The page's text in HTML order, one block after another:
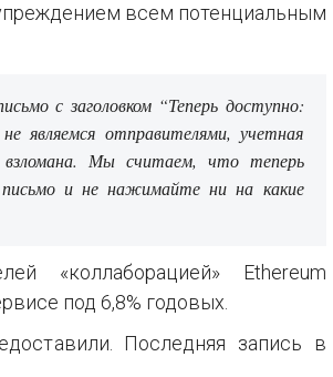
всем потенциальным
с заголовком “Теперь доступно:
являемся отправителями, учетная
взломана. Мы считаем, что теперь
и не нажимайте ни на какие
«коллаборацией» Ethereum
под 6,8% годовых.
Последняя запись в